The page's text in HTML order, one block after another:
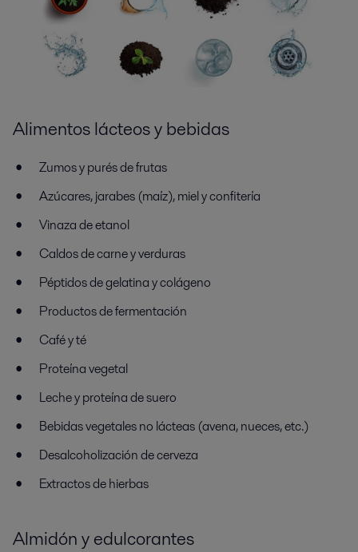
Alimentos lácteos y bebidas
Zumos y purés de frutas
Azúcares, jarabes (maíz), miel y confitería
Vinaza de etanol
Caldos de carne y verduras
Péptidos de gelatina y colágeno
Productos de fermentación
Café y té
Proteína vegetal
Leche y proteína de suero
Bebidas vegetales no lácteas (avena, nueces, etc.)
Desalcoholización de cerveza
Extractos de hierbas
Almidón y edulcorantes